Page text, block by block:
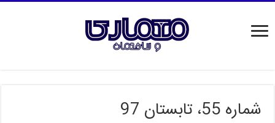
شماره 55، تابستان 97